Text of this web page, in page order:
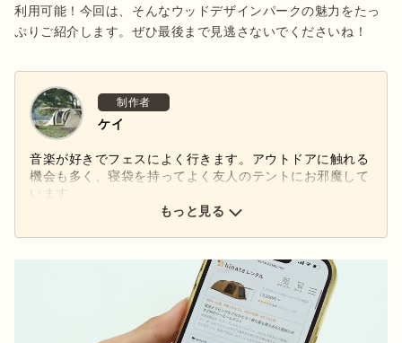
利用可能！今回は、そんなウッドデザインパークの魅力をたっ
ぷりご紹介します。ぜひ最後まで見逃さないでくださいね！
制作者
ケイ
音楽が好きでフェスによく行きます。アウトドアに触れる
機会も多く、寝袋を持ってよく友人のテントにお邪魔して
います。
もっと見る